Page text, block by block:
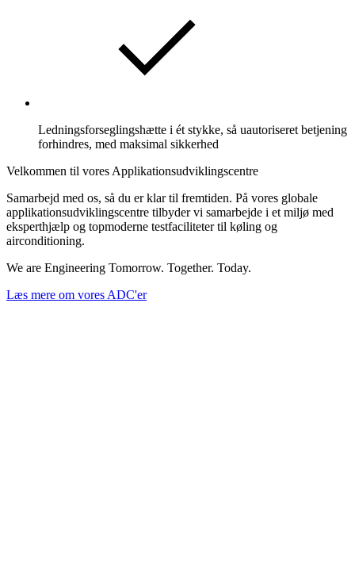
Ledningsforseglingshætte i ét stykke, så uautoriseret betjening
forhindres, med maksimal sikkerhed
Velkommen til vores Applikationsudviklingscentre
Samarbejd med os, så du er klar til fremtiden. På vores globale
applikationsudviklingscentre tilbyder vi samarbejde i et miljø med
eksperthjælp og topmoderne testfaciliteter til køling og
airconditioning.
We are Engineering Tomorrow. Together. Today.
Læs mere om vores ADC'er